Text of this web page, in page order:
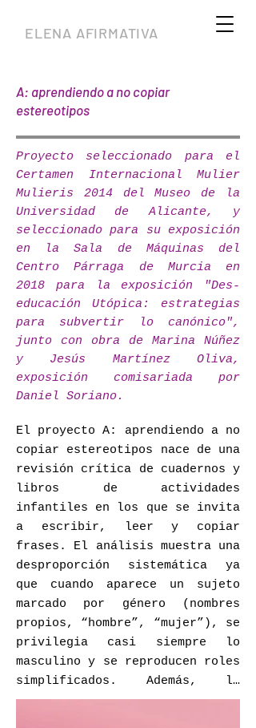
ELENA AFIRMATIVA
A: aprendiendo a no copiar
estereotipos
Proyecto seleccionado para el
Certamen Internacional Mulier
Mulieris 2014 del Museo de la
Universidad de Alicante, y
seleccionado para su exposición
en la Sala de Máquinas del
Centro Párraga de Murcia en
2018 para la exposición "Des-
educación Utópica: estrategias
para subvertir lo canónico",
junto con obra de Marina Núñez
y Jesús Martínez Oliva,
exposición comisariada por
Daniel Soriano.
El proyecto A: aprendiendo a no
copiar estereotipos nace de una
revisión crítica de cuadernos y
libros de actividades
infantiles en los que se invita
a escribir, leer y copiar
frases. El análisis muestra una
desproporción sistemática ya
que cuando aparece un sujeto
marcado por género (nombres
propios, “hombre”, “mujer”), se
privilegia casi siempre lo
masculino y se reproducen roles
simplificados. Además, la
revisión constata un segundo